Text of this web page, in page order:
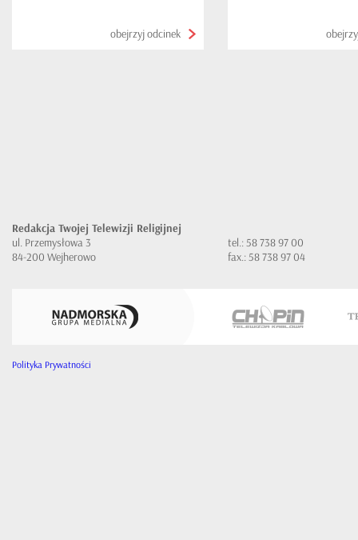
obejrzyj odcinek
Redakcja Twojej Telewizji Religijnej
ul. Przemysłowa 3
84-200 Wejherowo
tel.: 58 738 97 00
fax.: 58 738 97 04
Polityka Prywatności